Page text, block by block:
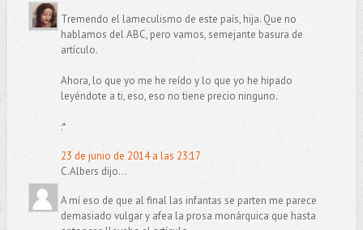
Tremendo el lameculismo de este país, hija. Que no
hablamos del ABC, pero vamos, semejante basura de
artículo.
Ahora, lo que yo me he reído y lo que yo he hipado
leyéndote a ti, eso, eso no tiene precio ninguno.
:*
23 de junio de 2014 a las 23:17
C.Albers dijo...
A mí eso de que al final las infantas se parten me parece
demasiado vulgar y afea la prosa monárquica que hasta